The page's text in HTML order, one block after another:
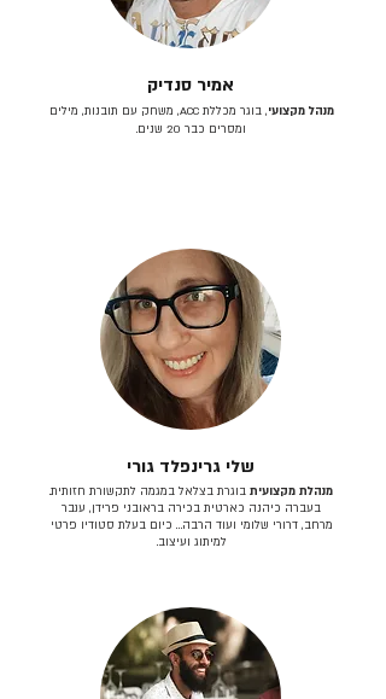
אמיר סנדיק
מנהל מקצועי
, בוגר מכללת ACC, משחק עם תובנות, מילים
ומסרים כבר 20 שנים.
שלי גרינפלד גורי
מנהלת מקצועית בוגרת בצלאל במגמה לתקשורת חזותית.
בעברה כיהנה כארטית בכירה בראובני פרידן, ענבר
מרחב, דרורי שלומי ועוד הרבה… כיום בעלת סטודיו פרטי
למיתוג ועיצוב.